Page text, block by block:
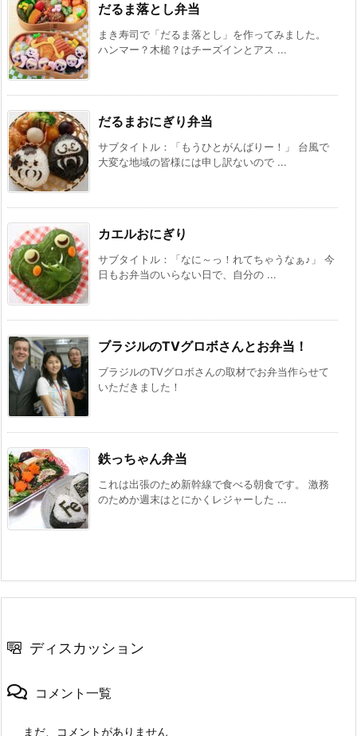
だるま落とし弁当
まき寿司で「だるま落とし」を作ってみました。
ハンマー？木槌？はチーズインとアス ...
だるまおにぎり弁当
サブタイトル：「もうひとがんばりー！」 台風で
大変な地域の皆様には申し訳ないので ...
カエルおにぎり
サブタイトル：「なに～っ！れてちゃうなぁ♪」 今
日もお弁当のいらない日で、自分の ...
ブラジルのTVグロボさんとお弁当！
ブラジルのTVグロボさんの取材でお弁当作らせて
いただきました！
鉄っちゃん弁当
これは出張のため新幹線で食べる朝食です。 激務
のためか週末はとにかくレジャーした ...
ディスカッション
コメント一覧
まだ、コメントがありません